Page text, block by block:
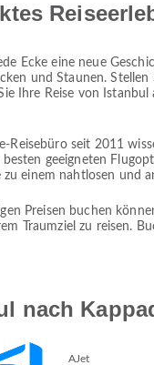
Ecke eine neue
und Staunen.
Ihre Reise von
seit 2011
geeigneten
einem nahtlosen und
Preisen buchen
Traumziel zu reisen.
nach
AJet